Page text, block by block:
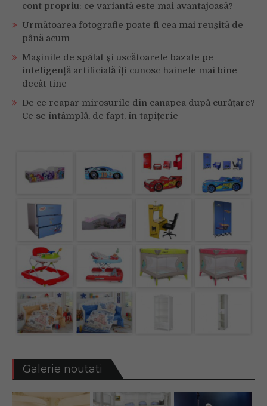
cont propriu: ce variantă este mai avantajoasă?
Următoarea fotografie poate fi cea mai reușită de
până acum
Mașinile de spălat și uscătoarele bazate pe
inteligență artificială îți cunosc hainele mai bine
decât tine
De ce reapar mirosurile din canapea după curățare?
Ce se întâmplă, de fapt, în tapițerie
Galerie noutati